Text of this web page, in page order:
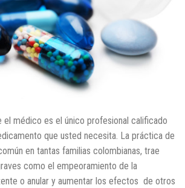
el médico es el único profesional calificado
que usted necesita. La práctica de
en tantas familias colombianas, trae
como el empeoramiento de la
o anular y aumentar los efectos de otros